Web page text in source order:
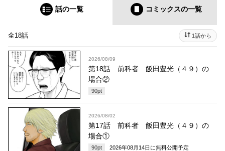
話の一覧 コミックスの一覧
全18話 1話から
2026/08/09
第18話 前科者 飯田豊光（４９）の
場合②
90pt
2026/08/02
第17話 前科者 飯田豊光（４９）の
場合①
90pt 2026年08月14日 に無料公開予定